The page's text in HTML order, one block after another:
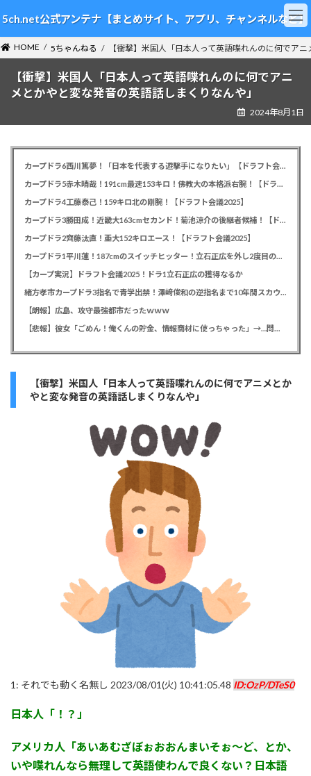
ン
テ
ン
ツ
ビ
ゲ
ー
シ
5ch.net公式アンテナ【まとめサイト、アプリ、チャンネルなど】
HOME 5ちゃんねる 【衝撃】米国人「日本人って英語喋れんのに何でア
【衝撃】米国人「日本人って英語喋れんのに何でアニ
メとかやと変な発音の英語話しまくりなんや」
2024年8月1日
カープドラ6西川篤夢！「日本を代表する遊撃手になりたい」【ドラフト会議2025】
カープドラ5赤木晴哉！191cm最速153キロ！佛教大の本格派右腕！【ドラフト会議2025】
カープドラ4工藤泰己！159キロ北の剛腕！【ドラフト会議2025】
カープドラ3勝田成！近畿大163cmセカンド！菊池涼介の後継者候補！【ドラフト会議2025】
カープドラ2齊藤汰直！亜大152キロエース！【ドラフト会議2025】
カープドラ1平川蓮！187cmのスイッチヒッター！立石正広を外し2度目の重複も新井監督がクジを引き当てる！【ドラフト会議2025】
【カープ実況】ドラフト会議2025！ドラ1立石正広の獲得なるか
緒方孝市カープドラ3指名で青学出禁！澤﨑俊和の逆指名まで10年間スカウト出禁
【朗報】広島、攻守最強都市だったｗｗｗ
【悲報】彼女「ごめん！俺くんの貯金、情報商材に使っちゃった」→…問い詰めたらギャン泣きされたんだが俺が悪いのか？
【衝撃】米国人「日本人って英語喋れんのに何でアニメとか
やと変な発音の英語話しまくりなんや」
1: それでも動く名無し 2023/08/01(火) 10:41:05.48 ID:OzP/DTeS0
日本人「！？」
アメリカ人「あいあむざぼぉおおんまいそぉ～ど、とか、
いや喋れんなら無理して英語使わんで良くない？日本語